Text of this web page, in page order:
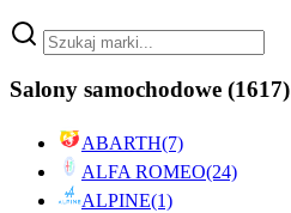
Salony samochodowe (1617)
ABARTH(7)
ALFA ROMEO(24)
ALPINE(1)